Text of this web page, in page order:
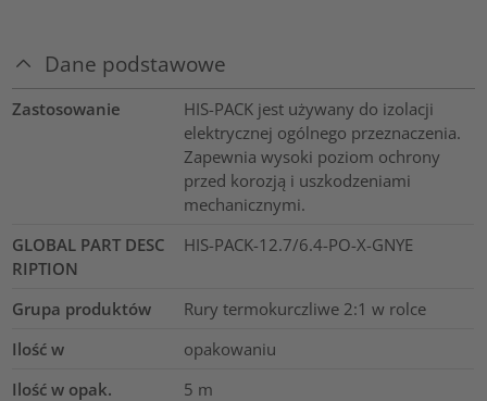
Dane podstawowe
Zastosowanie
HIS-PACK jest używany do izolacji
elektrycznej ogólnego przeznaczenia.
Zapewnia wysoki poziom ochrony
przed korozją i uszkodzeniami
mechanicznymi.
GLOBAL PART DESC
RIPTION
HIS-PACK-12.7/6.4-PO-X-GNYE
Grupa produktów
Rury termokurczliwe 2:1 w rolce
Ilość w
opakowaniu
Ilość w opak.
5 m